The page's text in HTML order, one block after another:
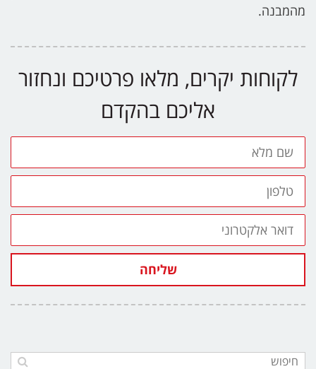
מהמבנה.
לקוחות יקרים, מלאו פרטיכם ונחזור
אליכם בהקדם
שם
מלא
טלפון
דואר
אלקטרוני
שליחה